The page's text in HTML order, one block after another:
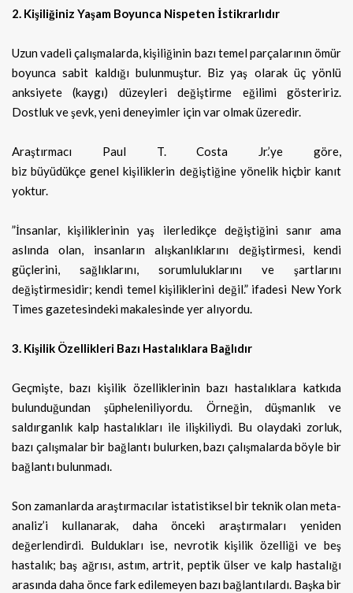
2. Kişiliğiniz Yaşam Boyunca Nispeten İstikrarlıdır
Uzun vadeli çalışmalarda, kişiliğinin bazı temel parçalarının ömür
boyunca sabit kaldığı bulunmuştur. Biz yaş olarak üç yönlü
anksiyete (kaygı) düzeyleri değiştirme eğilimi gösteririz.
Dostluk ve şevk, yeni deneyimler için var olmak üzeredir.
Araştırmacı Paul T. Costa Jr.’ye göre,
biz büyüdükçe genel kişiliklerin değiştiğine yönelik hiçbir kanıt
yoktur.
”İnsanlar, kişiliklerinin yaş ilerledikçe değiştiğini sanır ama
aslında olan, insanların alışkanlıklarını değiştirmesi, kendi
güçlerini, sağlıklarını, sorumluluklarını ve şartlarını
değiştirmesidir; kendi temel kişiliklerini değil.” ifadesi New York
Times gazetesindeki makalesinde yer alıyordu.
3. Kişilik Özellikleri Bazı Hastalıklara Bağlıdır
Geçmişte, bazı kişilik özelliklerinin bazı hastalıklara katkıda
bulunduğundan şüpheleniliyordu. Örneğin, düşmanlık ve
saldırganlık kalp hastalıkları ile ilişkiliydi. Bu olaydaki zorluk,
bazı çalışmalar bir bağlantı bulurken, bazı çalışmalarda böyle bir
bağlantı bulunmadı.
Son zamanlarda araştırmacılar istatistiksel bir teknik olan meta-
analiz’i kullanarak, daha önceki araştırmaları yeniden
değerlendirdi. Buldukları ise, nevrotik kişilik özelliği ve beş
hastalık; baş ağrısı, astım, artrit, peptik ülser ve kalp hastalığı
arasında daha önce fark edilemeyen bazı bağlantılardı. Başka bir